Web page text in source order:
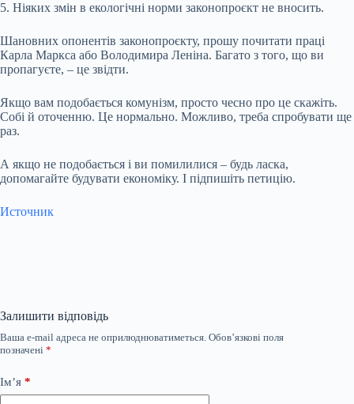
5. Ніяких змін в екологічні норми законопроєкт не вносить.
Шановних опонентів законопроєкту, прошу почитати праці
Карла Маркса або Володимира Леніна. Багато з того, що ви
пропагуєте, – це звідти.
Якщо вам подобається комунізм, просто чесно про це скажіть.
Собі й оточенню. Це нормально. Можливо, треба спробувати ще
раз.
А якщо не подобається і ви помилилися – будь ласка,
допомагайте будувати економіку. І підпишіть петицію.
Источник
Залишити відповідь
Ваша e-mail адреса не оприлюднюватиметься. Обов’язкові поля
позначені *
Ім’я *